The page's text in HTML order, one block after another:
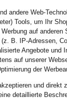
andere Web-
Tools, um Ihr
auf anderen
B. IP-Adressen,
Angebote und
auf unserer
der
und direkt
detaillierte